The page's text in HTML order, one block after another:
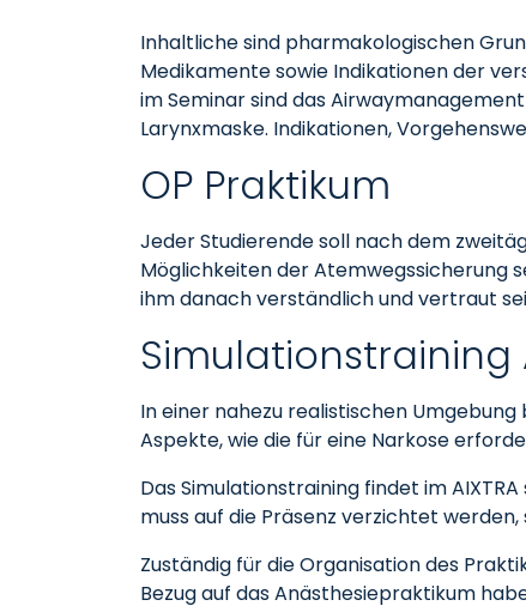
Inhaltliche sind pharmakologischen
Medikamente sowie Indikationen der
im Seminar sind das
Larynxmaske. Indikationen,
OP Praktikum
Jeder Studierende soll nach dem
Möglichkeiten der Atemwegssicherung
ihm danach verständlich und vertraut
Simulationstraining
In einer nahezu realistischen
Aspekte, wie die für eine Narkose
Das Simulationstraining findet im
muss auf die Präsenz verzichtet
Zuständig für die Organisation des
Bezug auf das Anästhesiepraktikum